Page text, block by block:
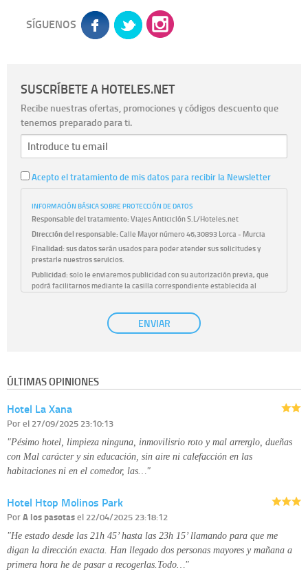
SÍGUENOS
SUSCRÍBETE A HOTELES.NET
Recibe nuestras ofertas, promociones y códigos descuento que
tenemos preparado para ti.
Acepto el tratamiento de mis datos para recibir la Newsletter
INFORMACIÓN BÁSICA SOBRE PROTECCIÓN DE DATOS
Responsable del tratamiento:Viajes Anticiclón S.L/Hoteles.net
Dirección del responsable:Calle Mayor número 46,30893 Lorca - Murcia
Finalidad:sus datos serán usados para poder atender sus solicitudes y
prestarle nuestros servicios.
Publicidad:solo le enviaremos publicidad con su autorización previa, que
podrá facilitarnos mediante la casilla correspondiente establecida al
únicamente trataremos sus datos con su consentimiento
previo, que podrá facilitarnos mediante la casilla correspondiente
Derechos:tiene derecho a saber qué información tenemos sobre usted,
disponible en nuestra página web.
Información complementaria:
ENVIAR
ÚLTIMAS OPINIONES
Hotel La Xana
Porel 27/09/2025 23:10:13
"Pésimo hotel, limpieza ninguna, inmovilisrio roto y mal arrerglo, dueñas
con Mal carácter y sin educación, sin aire ni calefacción en las
habitaciones ni en el comedor, las…"
Hotel Htop Molinos Park
PorA los pasotasel 22/04/2025 23:18:12
"He estado desde las 21h 45’ hasta las 23h 15’ llamando para que me
digan la dirección exacta. Han llegado dos personas mayores y mañana a
primera hora he de pasar a recogerlas.Todo…"